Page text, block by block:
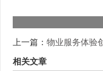
上一篇： 物业服务体验
相关文章